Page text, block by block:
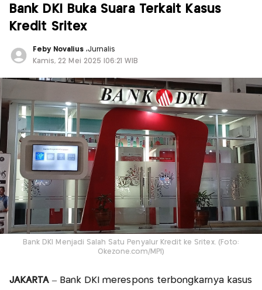
Bank DKI Buka Suara Terkait Kasus
Kredit Sritex
Feby Novalius ,Jurnalis
Kamis, 22 Mei 2025 |06:21 WIB
Bank DKI Menjadi Salah Satu Penyalur Kredit ke Sritex. (Foto:
Okezone.com/MPI)
JAKARTA– Bank DKI merespons terbongkarnya kasus